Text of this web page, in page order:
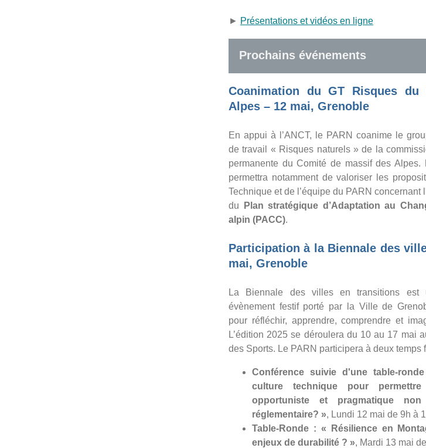
► Présentations et vidéos en ligne
Prochains événements
Coanimation du GT Risques
Alpes – 12 mai, Grenoble
En appui à l’ANCT, le PARN coanime le
de travail « Risques naturels » de la
permanente du Comité de massif des
permettra notamment de valoriser les
Technique et de l’équipe du PARN
du
Plan stratégique d’Adaptation au
alpin (PACC).
Participation à la Biennale des
mai, Grenoble
La Biennale des villes en transitions est
évènement festif porté par la Ville de
pour réfléchir, apprendre, comprendre et
L’édition 2025 se déroulera du 10 au 17 mai
des Sports. Le PARN participera à deux temps
Conférence suivie d'une table-
culture technique pour
opportuniste et pragmatique
réglementaire? », Lundi 12 mai de 9h à
Table-Ronde : « Résilience en
enjeux de durabilité ? », Mardi 13 mai